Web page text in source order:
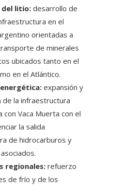
del litio: desarrollo de
en el
orientadas a
de minerales
ubicados tanto en el
en el Atlántico.
expansión y
de la infraestructura
con Vaca Muerta con el
la salida
de hidrocarburos y
regionales: refuerzo
de frío y de los